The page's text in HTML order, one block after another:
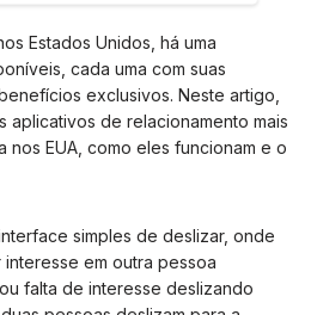
Estados Unidos, há uma
cada uma com suas
exclusivos. Neste artigo,
aplicativos de relacionamento mais
nos EUA, como eles funcionam e o
simples de deslizar, onde
em outra pessoa
falta de interesse deslizando